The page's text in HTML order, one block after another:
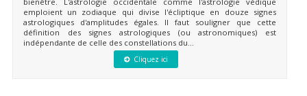
emploient un zodiaque qui divise l'écliptique en douze signes
astrologiques d'amplitudes égales. Il faut souligner que cette
définition des signes astrologiques (ou astronomiques) est
indépendante de celle des constellations du...
Cliquez ici